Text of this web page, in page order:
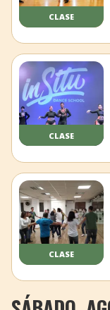
CLASE
CLASE
CLASE